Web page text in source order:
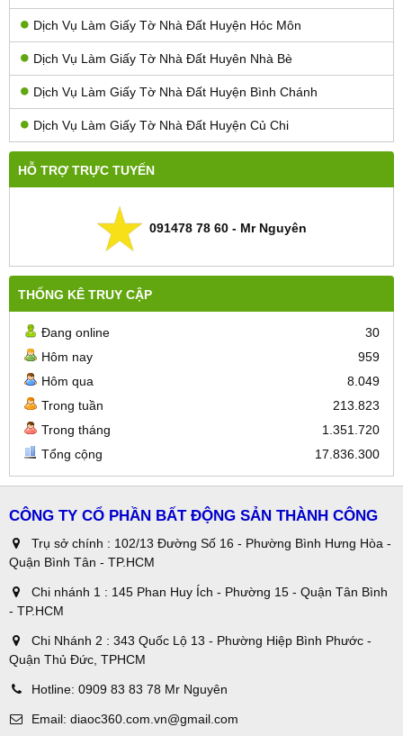
Dịch Vụ Làm Giấy Tờ Nhà Đất Huyện Hóc Môn
Dịch Vụ Làm Giấy Tờ Nhà Đất Huyên Nhà Bè
Dịch Vụ Làm Giấy Tờ Nhà Đất Huyện Bình Chánh
Dịch Vụ Làm Giấy Tờ Nhà Đất Huyện Củ Chi
HỖ TRỢ TRỰC TUYẾN
091478 78 60 - Mr Nguyên
THỐNG KÊ TRUY CẬP
Đang online
30
Hôm nay
959
Hôm qua
8.049
Trong tuần
213.823
Trong tháng
1.351.720
Tổng cộng
17.836.300
CÔNG TY CỔ PHẦN BẤT ĐỘNG SẢN THÀNH CÔNG
Trụ sở chính : 102/13 Đường Số 16 - Phường Bình Hưng Hòa -
Quận Bình Tân - TP.HCM
Chi nhánh 1 : 145 Phan Huy Ích - Phường 15 - Quận Tân Bình
- TP.HCM
Chi Nhánh 2 : 343 Quốc Lộ 13 - Phường Hiệp Bình Phước -
Quận Thủ Đức, TPHCM
Hotline: 0909 83 83 78 Mr Nguyên
Email: diaoc360.com.vn@gmail.com